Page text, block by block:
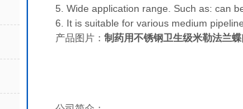
5. Wide application range. Such as: can
6. It is suitable for various medium
产品图片： 制药用不锈钢卫生级米勒法兰